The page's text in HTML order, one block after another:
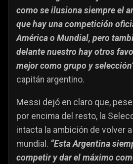
como se ilusiona siempre el
que hay una competición
América o Mundial, pero
delante nuestro hay otros
mejor como grupo y
capitán argentino.
Messi dejó en claro que,
por encima del resto, la
intacta la ambición de volver
mundial. “Esta Argentina
competir y dar el máximo